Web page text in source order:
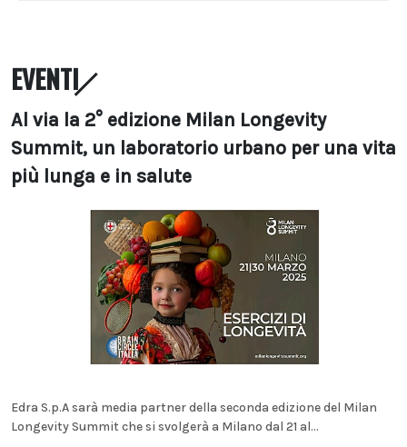
EVENTI
Al via la 2° edizione Milan Longevity
Summit, un laboratorio urbano per una vita
più lunga e in salute
Edra S.p.A sarà media partner della seconda edizione del Milan
Longevity Summit che si svolgerà a Milano dal 21 al...